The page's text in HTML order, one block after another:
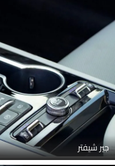
جير شيفتر